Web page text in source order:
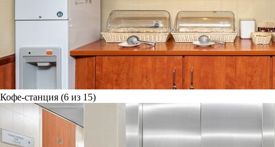
Кофе-станция (6 из 15)